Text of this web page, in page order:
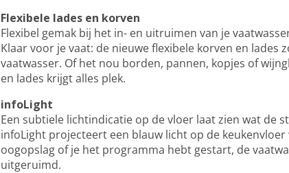
Flexibele lades en korven
Flexibel gemak bij het in- en uitruimen van je
Klaar voor je vaat: de nieuwe flexibele korven en
vaatwasser. Of het nou borden, pannen, kopjes of
en lades krijgt alles plek.
infoLight
Een subtiele lichtindicatie op de vloer laat zien wat de
infoLight projecteert een blauw licht op de
oogopslag of je het programma hebt gestart, de
uitgeruimd.